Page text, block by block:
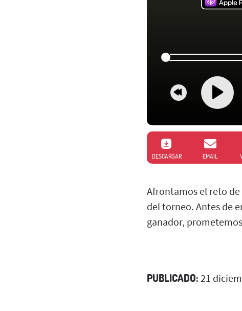
DESCARGAR EMAIL
Afrontamos el reto
del torneo. Antes de
ganador,
PUBLICADO: 21